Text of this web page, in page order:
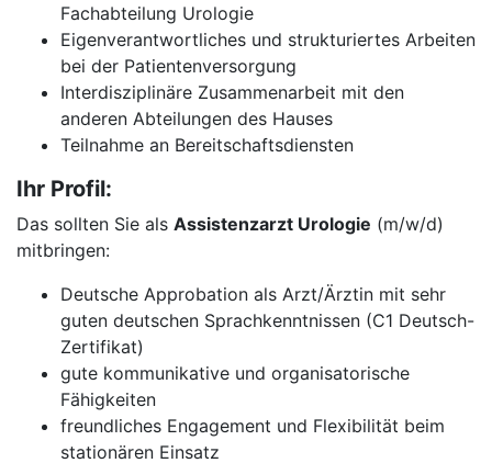
Fachabteilung Urologie
Eigenverantwortliches und strukturiertes Arbeiten
bei der Patientenversorgung
Interdisziplinäre Zusammenarbeit mit den
anderen Abteilungen des Hauses
Teilnahme an Bereitschaftsdiensten
Ihr Profil:
Das sollten Sie als Assistenzarzt Urologie (m/w/d)
mitbringen:
Deutsche Approbation als Arzt/Ärztin mit sehr
guten deutschen Sprachkenntnissen (C1 Deutsch-
Zertifikat)
gute kommunikative und organisatorische
Fähigkeiten
freundliches Engagement und Flexibilität beim
stationären Einsatz